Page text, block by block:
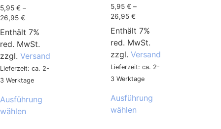
5,95 € –
26,95 €
Enthält 7%
red. MwSt.
zzgl. Versand
Lieferzeit: ca. 2-
3 Werktage
Ausführung
wählen
5,95 € –
26,95 €
Enthält 7%
red. MwSt.
zzgl. Versand
Lieferzeit: ca. 2-
3 Werktage
Ausführung
wählen